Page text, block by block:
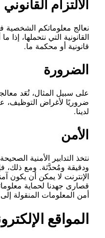
الالتزام القانوني
نعالج معلوماتكم الشخصية
القانونية التي نتحملها، إذا
قانونية أو محكمة ما.
الضرورة
على سبيل المثال، تُعَد
ضروريًا لأغراض التوظيف،
لدينا.
الأمن
نتخذ التدابير الأمنية
ودقيقة ومُحدَّثة. ومع ذلك،
الإنترنت لا يمكن أن يكون
قصارى جهدنا لحماية
أمن المعلومات المنقولة إلى
المواقع